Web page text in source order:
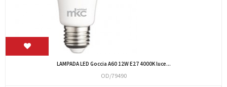
LAMPADA LED Goccia A60 12W E27 4000K luce...
OD/79490